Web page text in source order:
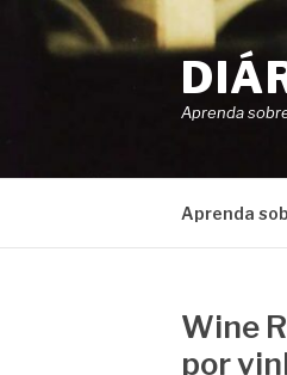
Aprenda
Aprenda
Wine
por